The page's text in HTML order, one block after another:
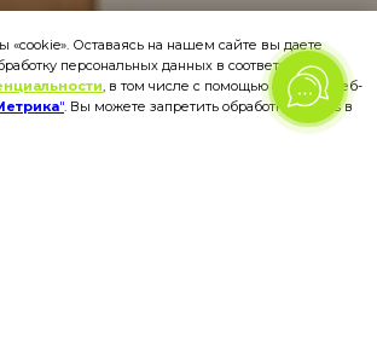
«cookie». Оставаясь на нашем сайте вы даете
персональных данных в соответствии с
, в том числе с помощью сервиса веб-
". Вы можете запретить обработку cookies в